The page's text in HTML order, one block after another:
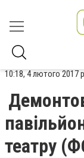
10:18, 4 лютого 2017
театру